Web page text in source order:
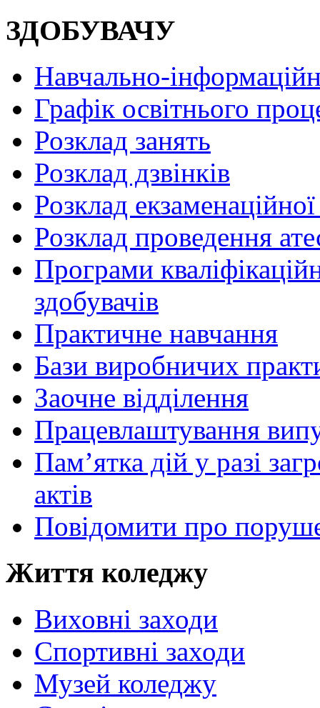
ЗДОБУВАЧУ
Навчально-
Графік освітнього
Розклад занять
Розклад дзвінків
Розклад екзаменаційної
Розклад проведення
Програми
здобувачів
Практичне навчання
Бази виробничих
Заочне відділення
Працевлаштування
Пам’ятка дій у разі
актів
Повідомити про
Життя коледжу
Виховні заходи
Спортивні заходи
Музей коледжу